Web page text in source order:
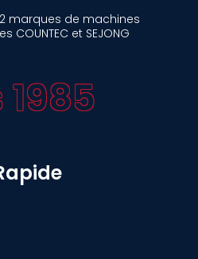
marques de machines
et SEJONG